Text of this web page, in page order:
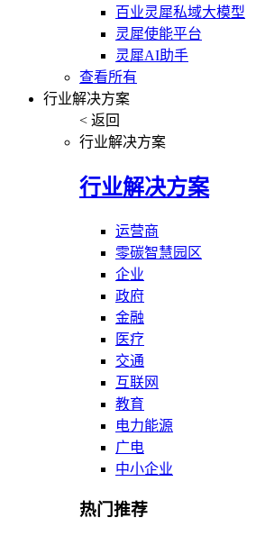
百业灵犀私域大模型
灵犀使能平台
灵犀AI助手
查看所有
行业解决方案
< 返回
行业解决方案
行业解决方案
运营商
零碳智慧园区
企业
政府
金融
医疗
交通
互联网
教育
电力能源
广电
中小企业
热门推荐